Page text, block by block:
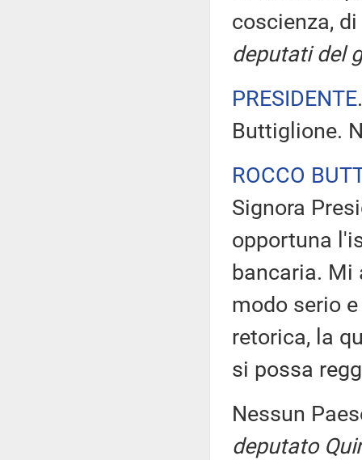
coscienza,
deputati del
PRESIDENTE
Buttiglione.
ROCCO
Signora
opportuna
bancaria. Mi
modo serio
retorica, la
si possa
Nessun
deputato